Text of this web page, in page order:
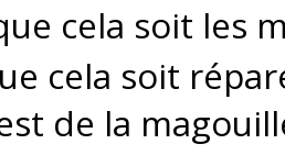
cela soit les
cela soit
de la